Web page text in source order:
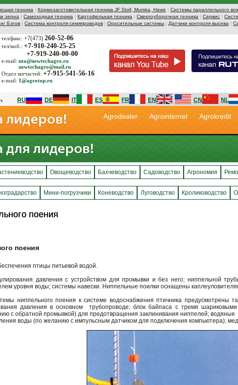
техника | Кормозаготовительная техника JF Stoll, Murska, Hawe | Системы параллельного
зерна | Самоходная техника | Картофельная техника | Свеклоуборочная техника | Сервис |
Бэгов | Система контроля семяпроводов | Оросительные системы | Датчики контроля высева |
тел/факс: +7(473) 260-52-06
тел/моб.: +7-910-240-25-25
+7-919-240-00-00
e-mail: nta@newtechagro.ru
newtechagro@mail.ru
Отдел запчастей: +7-915-541-56-16
e-mail: 1@agrotop.ru
RU DE IT ES FR EN CN NL
Agrodealer Agrointernet Agrokredit
Овощеводство Бахчеводство Садоводство Агрономия
Мини-погрузчики Коневодство Луговодство Кролиководство
поения
поения
поения
птицы питьевой водой.
давления с устройством для промывки и без него; ниппельной
уровня воды; системы навески. Ниппельные поилки оснащены
ниппельного поения к системе водоснабжения птичника предусмотрены
давления в основном трубопроводе; блок байпаса с тремя
с обратной промывкой) для предотвращения заклинивания ниппелей; водяные
воды (по желанию с импульсным датчиком для подключения компьютера);